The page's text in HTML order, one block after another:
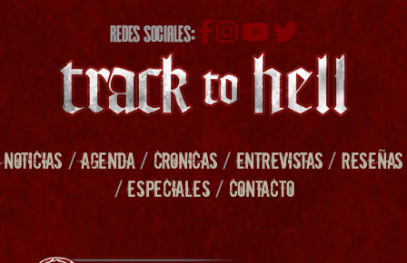
REDES SOCIALES:
NOTICIAS /AGENDA/ CRONICAS/ENTREVISTAS/RESEÑAS
/ESPECIALES/ CONTACTO